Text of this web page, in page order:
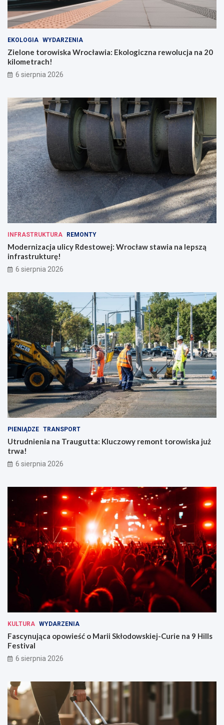
EKOLOGIA WYDARZENIA
Zielone torowiska Wrocławia: Ekologiczna rewolucja na 20
kilometrach!
6 sierpnia 2026
INFRASTRUKTURA REMONTY
Modernizacja ulicy Rdestowej: Wrocław stawia na lepszą
infrastrukturę!
6 sierpnia 2026
PIENIĄDZE TRANSPORT
Utrudnienia na Traugutta: Kluczowy remont torowiska już
trwa!
6 sierpnia 2026
KULTURA WYDARZENIA
Fascynująca opowieść o Marii Skłodowskiej-Curie na 9 Hills
Festival
6 sierpnia 2026